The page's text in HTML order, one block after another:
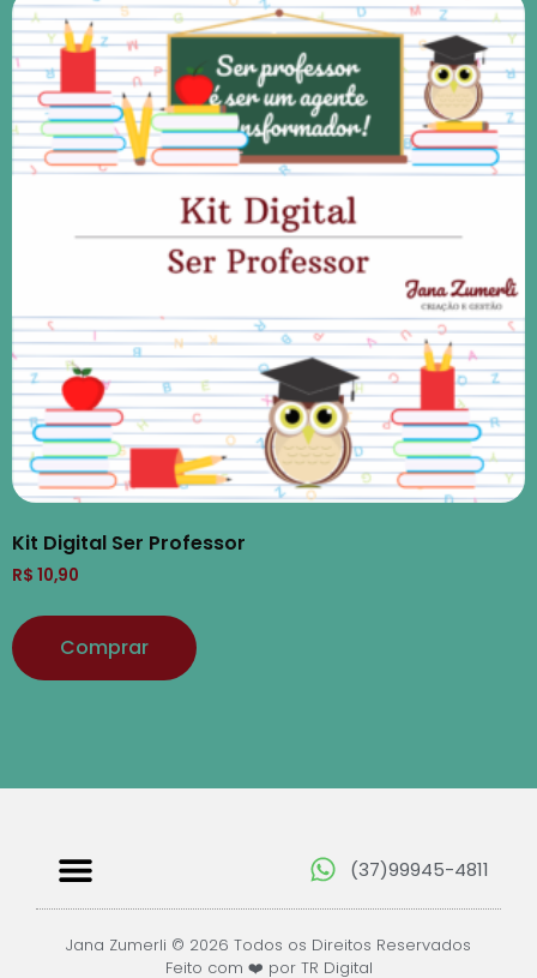
Kit Digital Ser Professor
R$ 10,90
Comprar
(37)99945-4811
Jana Zumerli © 2026 Todos os Direitos Reservados
Feito com ❤️ por TR Digital